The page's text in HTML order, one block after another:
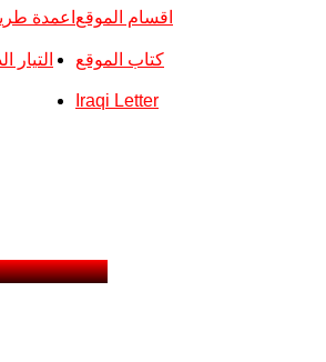
اقسام الموقع اعمدة
التيار كتاب الموقع
Iraqi Letter